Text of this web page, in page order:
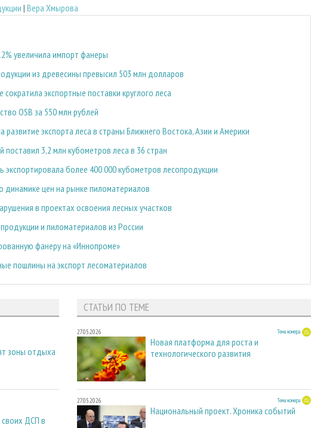
| Вера Хмырова
увеличила импорт фанеры
из древесины превысил 503 млн долларов
экспортные поставки круглого леса
OSB за 550 млн рублей
экспорта леса в страны Ближнего Востока, Азии и Америки
поставил 3,2 млн кубометров леса в 36 стран
экспортировала более 400 000 кубометров лесопродукции
динамике цен на рынке пиломатериалов
в проектах освоения лесных участков
и пиломатериалов из России
фанеру на «Иннопроме»
пошлины на экспорт лесоматериалов
зоны отдыха
своих ДСП в
СТАТЬИ ПО ТЕМЕ
27.05.2026 Тема номера
Новая платформа для роста и
технологического развития
27.05.2026 Тема номера
Национальный проект. Хроника событий